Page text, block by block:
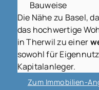
Bauweise
Die Nähe zu Basel,
das hochwertige
in Therwil zu einer
sowohl für
Kapitalanleger.
Zum Immobilien-